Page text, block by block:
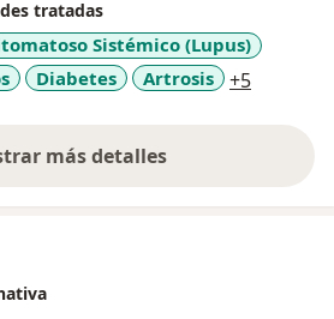
tratadas
Sistémico (Lupus)
Diabetes Artrosis +5
más detalles
sobre la experiencia